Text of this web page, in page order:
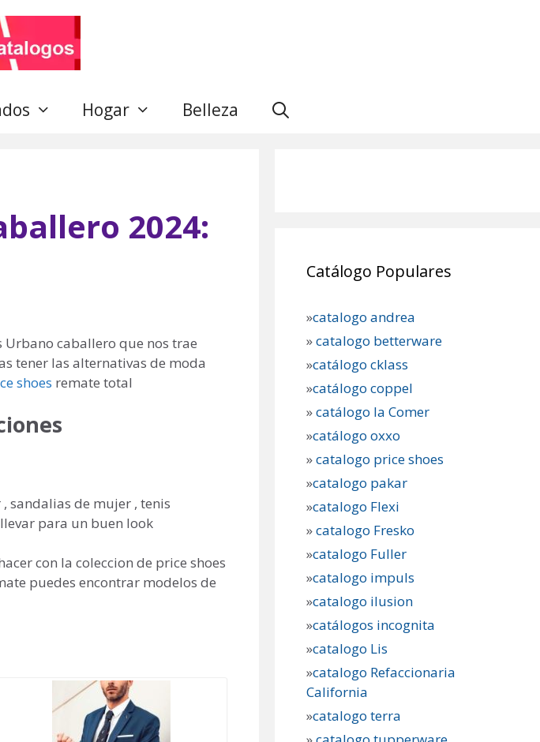
Hogar Belleza
2024:
Urbano caballero que nos trae
tener las alternativas de moda
shoes remate total
sandalias de mujer , tenis
para un buen look
con la coleccion de price shoes
puedes encontrar modelos de
Catálogo Populares
»catalogo andrea
»catalogo betterware
»catálogo cklass
»catálogo coppel
»catálogo la Comer
»catálogo oxxo
»catalogo price shoes
»catalogo pakar
»catalogo Flexi
»catalogo Fresko
»catalogo Fuller
»catalogo impuls
»catalogo ilusion
»catálogos incognita
»catalogo Lis
»catalogo Refaccionaria
California
»catalogo terra